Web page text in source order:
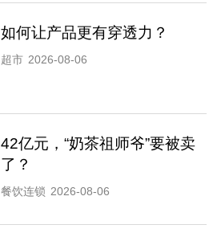
如何让产品更有穿透力？
超市 2026-08-06
42亿元，“奶茶祖师爷”要被卖
了？
餐饮连锁 2026-08-06